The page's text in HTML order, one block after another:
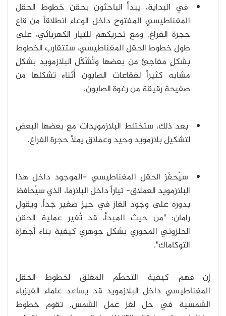
في البداية، يبدأ الباحثون بحقن خطوط الحقل
المغناطيسي المفتوح داخل الوعاء انطلاقاً من قاع
حجرة الفراغ. ومع تحريكهم للتيار الكهربائي، على
طول خطوط الحقل المغناطيسي، ستتقارب الخطوط
بشكلٍ مفاجئ من بعضها وتُشَكّل البلازمويد بشكلٍ
مشابه كثيراً لفقاعات الصابون أثناء تشكلها من
صفيحة رقيقة من رغوة الصابون.
بعد ذلك، ستختلط البلازمويدات مع بعضها البعض
لتشكيل بلازمويد وحيد وعملاق يملأ حجرة الفراغ.
سيُحفّز الحقل المغناطيسي -الموجود داخل هذا
البلازمويد العملاق- تياراً داخل البلازما، الذي سيُحافظ
بدوره على وجود الغاز في حيزٍ صغير جداً. ويقول
رامان: "من حيث المبدأ، قد تُغير عملية الحقن
الحلزوني المحوري بشكلٍ جوهري كيفية بناء أجهزة
التوكاماك".
إن فهم كيفية التحطّم المغلق لخطوط الحقل
المغناطيسي داخل البلازمويد قد يساعد علماء الفيزياء
الشمسية في حل لغز عمل الشمس. تقوم خطوط